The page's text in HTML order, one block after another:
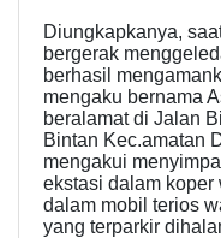
Diungkapkanya,
bergerak
berhasil
mengaku bernama
beralamat di Jalan
Bintan Kec.amatan
mengakui
ekstasi dalam koper
dalam mobil terios
yang terparkir